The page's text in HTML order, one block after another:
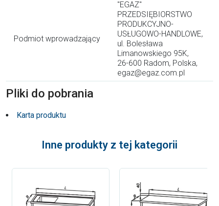
Podmiot wprowadzający
"EGAZ"
PRZEDSIĘBIORSTWO
PRODUKCYJNO-
USŁUGOWO-HANDLOWE,
ul. Bolesława
Limanowskiego 95K,
26-600 Radom, Polska,
egaz@egaz.com.pl
Pliki do pobrania
Karta produktu
Inne produkty z tej kategorii